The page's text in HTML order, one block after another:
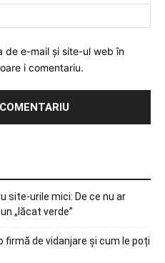
de e-mail și site-ul web în
i comentariu.
site-urile mici: De ce nu ar
„lăcat verde”
firmă de vidanjare și cum le poți